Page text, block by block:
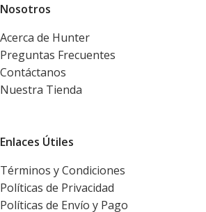
Nosotros
Acerca de Hunter
Preguntas Frecuentes
Contáctanos
Nuestra Tienda
Enlaces Útiles
Términos y Condiciones
Políticas de Privacidad
Políticas de Envío y Pago